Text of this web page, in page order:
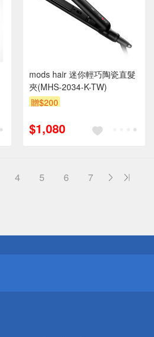
mods hair 迷你輕巧陶瓷直髮
夾(MHS-2034-K-TW)
贈$200
$1,080
4 5 6 7